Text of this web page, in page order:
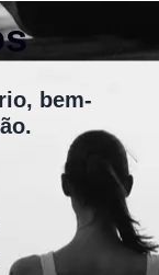
bem-
"A
escola